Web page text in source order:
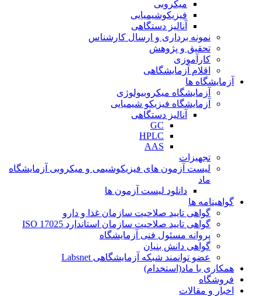
میکروبی
فیزیکوشیمیایی
آنالیز دستگاهی
نمونه برداری و ارسال کارشناس
تحقیق و پژوهش
کارآموزی
اقلام آزمایشگاهی
آزمایشگاه ها
آزمایشگاه میکروبیولوژی
آزمایشگاه فیزیکو شیمیایی
آنالیز دستگاهی
GC
HPLC
AAS
تجهیزات
لیست آزمون های فیزیکوشیمی و میکروبی آزمایشگاه
ماد
دانلود لیست آزمون ها
گواهینامه ها
گواهی تایید صلاحیت سازمان غذا و دارو
گواهی تایید صلاحیت سازمان استاندارد ISO 17025
پروانه مسئول فنی آزمایشگاه
گواهی دانش بنیان
عضو توانمند شبکه آزمایشگاهی Labsnet
همکاری با ماد(استخدام)
فروشگاه
اخبار و مقالات